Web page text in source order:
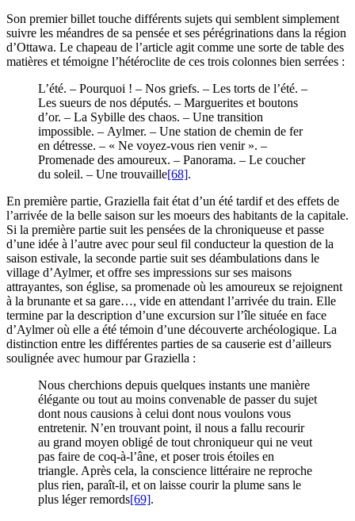
Son premier billet touche différents sujets qui semblent simplement
suivre les méandres de sa pensée et ses pérégrinations dans la région
d’Ottawa. Le chapeau de l’article agit comme une sorte de table des
matières et témoigne l’hétéroclite de ces trois colonnes bien serrées :
L’été. – Pourquoi ! – Nos griefs. – Les torts de l’été. –
Les sueurs de nos députés. – Marguerites et boutons
d’or. – La Sybille des chaos. – Une transition
impossible. – Aylmer. – Une station de chemin de fer
en détresse. – « Ne voyez-vous rien venir ». –
Promenade des amoureux. – Panorama. – Le coucher
du soleil. – Une trouvaille[68].
En première partie, Graziella fait état d’un été tardif et des effets de
l’arrivée de la belle saison sur les moeurs des habitants de la capitale.
Si la première partie suit les pensées de la chroniqueuse et passe
d’une idée à l’autre avec pour seul fil conducteur la question de la
saison estivale, la seconde partie suit ses déambulations dans le
village d’Aylmer, et offre ses impressions sur ses maisons
attrayantes, son église, sa promenade où les amoureux se rejoignent
à la brunante et sa gare…, vide en attendant l’arrivée du train. Elle
termine par la description d’une excursion sur l’île située en face
d’Aylmer où elle a été témoin d’une découverte archéologique. La
distinction entre les différentes parties de sa causerie est d’ailleurs
soulignée avec humour par Graziella :
Nous cherchions depuis quelques instants une manière
élégante ou tout au moins convenable de passer du sujet
dont nous causions à celui dont nous voulons vous
entretenir. N’en trouvant point, il nous a fallu recourir
au grand moyen obligé de tout chroniqueur qui ne veut
pas faire de coq-à-l’âne, et poser trois étoiles en
triangle. Après cela, la conscience littéraire ne reproche
plus rien, paraît-il, et on laisse courir la plume sans le
plus léger remords[69].